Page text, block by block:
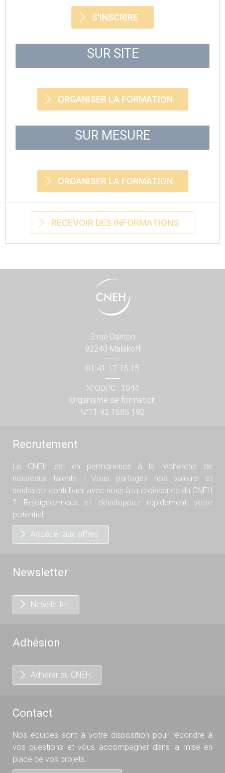
S'INSCRIRE
SUR SITE
ORGANISER LA FORMATION
SUR MESURE
ORGANISER LA FORMATION
RECEVOIR DES INFORMATIONS
3 rue Danton
92240 Malakoff
01 41 17 15 15
N°ODPC : 1044
Organisme de formation
N°11 92 1585 192
Recrutement
Le CNEH est en permanence à la recherche de
nouveaux talents ! Vous partagez nos valeurs et
souhaitez contribuer avec nous à la croissance du CNEH
? Rejoignez-nous et développez rapidement votre
potentiel.
Accéder aux offres
Newsletter
Newsletter
Adhésion
Adhérer au CNEH
Contact
Nos équipes sont à votre disposition pour répondre à
vos questions et vous accompagner dans la mise en
place de vos projets.